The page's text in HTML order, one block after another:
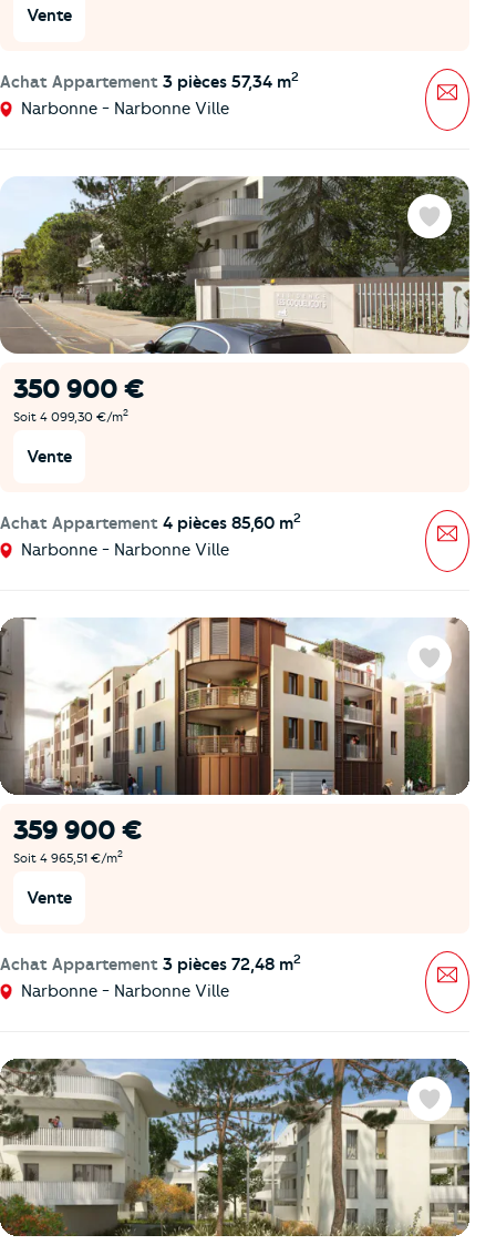
Vente
Achat Appartement 3 pièces 57,34 m2
Narbonne - Narbonne Ville
350 900 €
Soit 4 099,30 €/m2
Vente
Achat Appartement 4 pièces 85,60 m2
Narbonne - Narbonne Ville
Favoris
359 900 €
Soit 4 965,51 €/m2
Vente
Achat Appartement 3 pièces 72,48 m2
Narbonne - Narbonne Ville
Favoris
Favoris